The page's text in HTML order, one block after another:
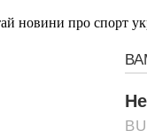
новини про спорт